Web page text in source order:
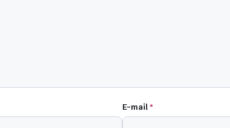
E-mail*